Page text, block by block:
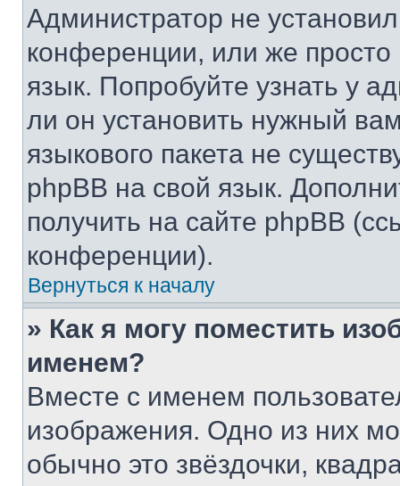
Администратор не
конференции, или же
язык. Попробуйте узнать у
ли он установить нужный
языкового пакета не
phpBB на свой язык.
получить на сайте phpBB
конференции).
Вернуться к началу
» Как я могу поместить
именем?
Вместе с именем
изображения. Одно из них
обычно это звёздочки,